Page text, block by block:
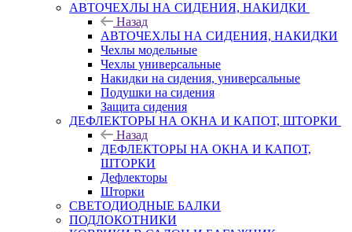
АВТОЧЕХЛЫ НА СИДЕНИЯ, НАКИДКИ
Назад
АВТОЧЕХЛЫ НА СИДЕНИЯ, НАКИДКИ
Чехлы модельные
Чехлы универсальные
Накидки на сидения, универсальные
Подушки на сидения
Защита сидения
ДЕФЛЕКТОРЫ НА ОКНА И КАПОТ, ШТОРКИ
Назад
ДЕФЛЕКТОРЫ НА ОКНА И КАПОТ,
ШТОРКИ
Дефлекторы
Шторки
СВЕТОДИОДНЫЕ БАЛКИ
ПОДЛОКОТНИКИ